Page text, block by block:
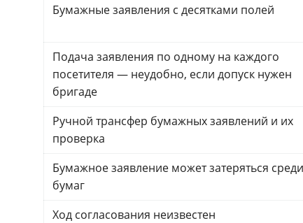
Бумажные заявления с десятками полей
Подача заявления по одному на каждого
посетителя — неудобно, если допуск нужен
бригаде
Ручной трансфер бумажных заявлений и их
проверка
Бумажное заявление может затеряться среди
бумаг
Ход согласования неизвестен